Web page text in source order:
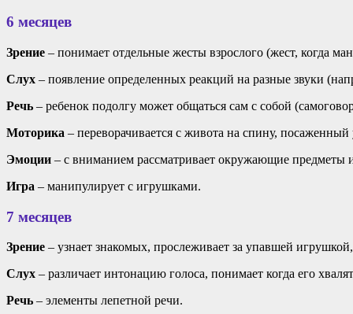
6 месяцев
Зрение – понимает отдельные жесты взрослого (жест, когда
Слух – появление определенных реакций на разные звуки
Речь – ребенок подолгу может общаться сам с собой
Моторика – переворачивается с живота на спину,
Эмоции – с вниманием рассматривает окружающие предметы
Игра – манипулирует с игрушками.
7 месяцев
Зрение – узнает знакомых, прослеживает за упавшей
Слух – различает интонацию голоса, понимает когда его
Речь – элементы лепетной речи.